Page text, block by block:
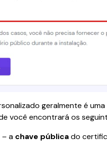
geralmente é
você encontrará os
– a chave pública do